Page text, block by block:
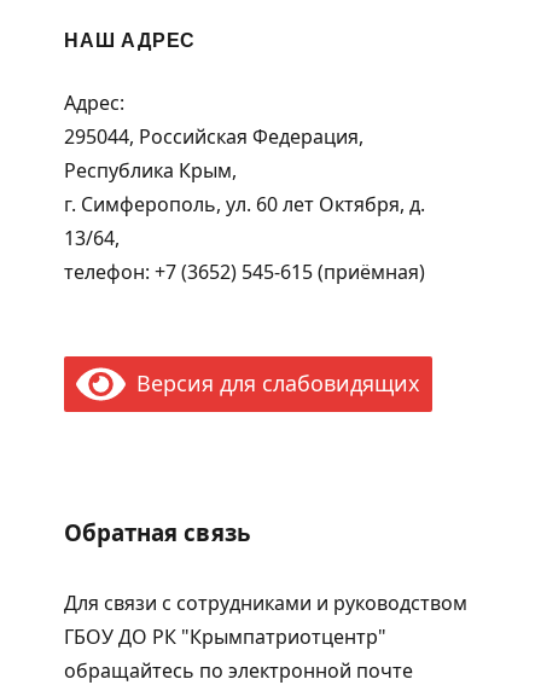
НАШ АДРЕС
Адрес:
295044, Российская Федерация,
Республика Крым,
г. Симферополь, ул. 60 лет Октября, д.
13/64,
телефон: +7 (3652) 545-615 (приёмная)
Версия для слабовидящих
Обратная связь
Для связи с сотрудниками и руководством
ГБОУ ДО РК "Крымпатриотцентр"
обращайтесь по электронной почте